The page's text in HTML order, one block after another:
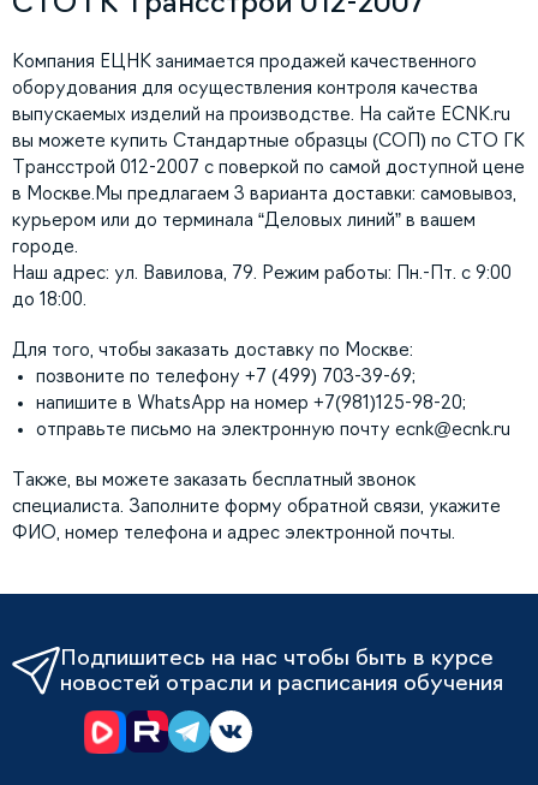
Компания ЕЦНК занимается продажей качественного
оборудования для осуществления контроля качества
выпускаемых изделий на производстве. На сайте ECNK.ru
вы можете купить Стандартные образцы (СОП) по СТО ГК
Трансстрой 012-2007 с поверкой по самой доступной цене
в Москве.Мы предлагаем 3 варианта доставки: самовывоз,
курьером или до терминала “Деловых линий” в вашем
городе.
Наш адрес: ул. Вавилова, 79. Режим работы: Пн.-Пт. с 9:00
до 18:00.
Для того, чтобы заказать доставку по Москве:
позвоните по телефону +7 (499) 703-39-69;
напишите в WhatsApp на номер +7(981)125-98-20;
отправьте письмо на электронную почту ecnk@ecnk.ru
Также, вы можете заказать бесплатный звонок
специалиста. Заполните форму обратной связи, укажите
ФИО, номер телефона и адрес электронной почты.
Подпишитесь на нас чтобы быть в курсе
новостей отрасли и расписания обучения